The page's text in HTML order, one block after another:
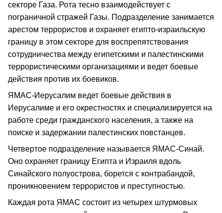
секторе Газа. Рота тесно взаимодействует с
пограничной стражей Газы. Подразделение занимается
арестом террористов и охраняет египто-израильскую
границу в этом секторе для воспрепятствования
сотрудничества между египетскими и палестинскими
террористическими организациями и ведет боевые
действия против их боевиков.
ЯМАС-Иерусалим ведет боевые действия в
Иерусалиме и его окрестностях и специализируется на
работе среди гражданского населения, а также на
поиске и задержании палестинских повстанцев.
Четвертое подразделение называется ЯМАС-Синай.
Оно охраняет границу Египта и Израиля вдоль
Синайского полуострова, борется с контрабандой,
проникновением террористов и преступностью.
Каждая рота ЯМАС состоит из четырех штурмовых